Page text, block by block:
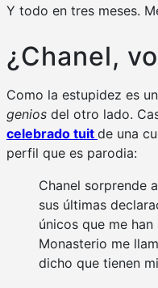
Y todo en tres meses.
¿Chanel,
Como la estupidez es
genios del otro lado.
celebrado tuit de una
perfil que es parodia:
Chanel sorprende
sus últimas
únicos que me
Monasterio me
dicho que tienen